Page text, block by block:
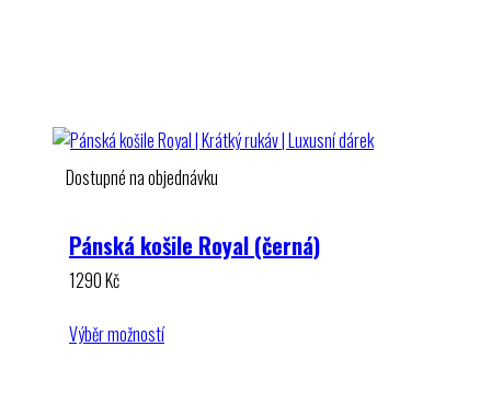
Dostupné na objednávku
Pánská košile Royal (černá)
1290Kč
Výběr možností